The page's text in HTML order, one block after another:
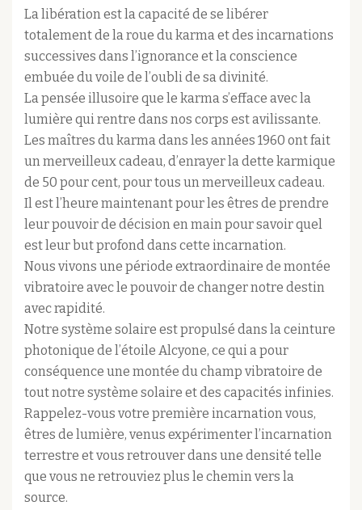
La libération est la capacité de se libérer
totalement de la roue du karma et des incarnations
successives dans l’ignorance et la conscience
embuée du voile de l’oubli de sa divinité.
La pensée illusoire que le karma s’efface avec la
lumière qui rentre dans nos corps est avilissante.
Les maîtres du karma dans les années 1960 ont fait
un merveilleux cadeau, d’enrayer la dette karmique
de 50 pour cent, pour tous un merveilleux cadeau.
Il est l’heure maintenant pour les êtres de prendre
leur pouvoir de décision en main pour savoir quel
est leur but profond dans cette incarnation.
Nous vivons une période extraordinaire de montée
vibratoire avec le pouvoir de changer notre destin
avec rapidité.
Notre système solaire est propulsé dans la ceinture
photonique de l’étoile Alcyone, ce qui a pour
conséquence une montée du champ vibratoire de
tout notre système solaire et des capacités infinies.
Rappelez-vous votre première incarnation vous,
êtres de lumière, venus expérimenter l’incarnation
terrestre et vous retrouver dans une densité telle
que vous ne retrouviez plus le chemin vers la
source.